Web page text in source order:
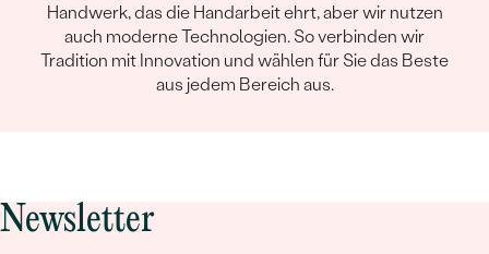
Handwerk, das die Handarbeit ehrt, aber wir nutzen
auch moderne Technologien. So verbinden wir
Tradition mit Innovation und wählen für Sie das Beste
aus jedem Bereich aus.
Newsletter